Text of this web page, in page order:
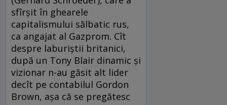
sfîrşit în ghearele
capitalismului sălbatic rus,
ca angajat al Gazprom. Cît
despre laburiştii britanici,
după un Tony Blair dinamic şi
vizionar n-au găsit alt lider
decît pe contabilul Gordon
Brown, aşa că se pregătesc